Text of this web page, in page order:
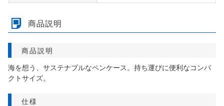
商品説明
商品説明
海を想う、サステナブルなペンケース。持ち運びに便利なコンパ
クトサイズ。
仕様